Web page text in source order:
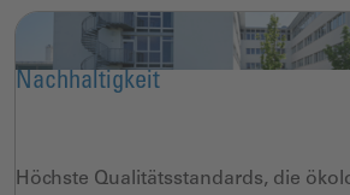
Nachhaltigkeit
Höchste Qualitätsstandards, die